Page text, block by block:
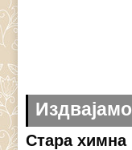
Издвајамо
Стара химна